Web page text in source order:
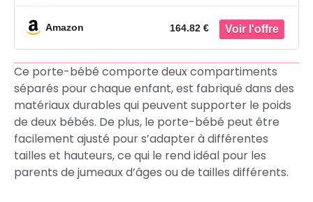
Amazon 164.82 €
Ce porte-bébé comporte deux compartiments
séparés pour chaque enfant, est fabriqué dans des
matériaux durables qui peuvent supporter le poids
de deux bébés. De plus, le porte-bébé peut être
facilement ajusté pour s’adapter à différentes
tailles et hauteurs, ce qui le rend idéal pour les
parents de jumeaux d’âges ou de tailles différents.